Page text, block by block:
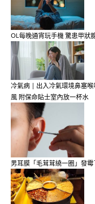
OL每晚通宵玩手機 驚患甲狀
冷氣病 | 出入冷氣環境鼻塞
風 附保命貼士室內放一杯水
男耳膜「毛茸茸繞一圈」發